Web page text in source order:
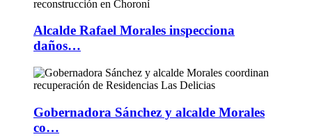
Alcalde Rafael Morales inspecciona
daños…
Gobernadora Sánchez y alcalde Morales
co…